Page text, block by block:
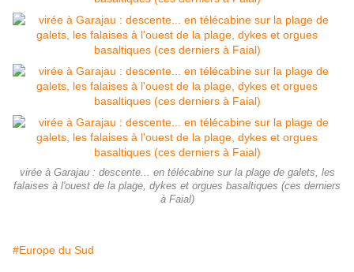
virée à Garajau : descente... en télécabine sur la plage de galets, les
falaises à l'ouest de la plage, dykes et orgues basaltiques (ces derniers
à Faial)
#Europe du Sud